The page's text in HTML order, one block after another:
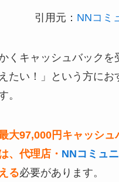
引用元： NNコミ
かくキャッシュバック
たい！」という方にお
。
大97,000円キャッシュ
、代理店・ NNコミュ
る必要があります。